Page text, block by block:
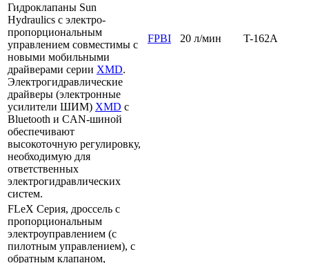
Гидроклапаны Sun
Hydraulics с электро-
пропорциональным
управлением совместимы с
новыми мобильными
драйверами серии XMD.
Электрогидравлические
драйверы (электронные
усилители ШИМ) XMD с
Bluetooth и CAN-шиной
обеспечивают
высокоточную регулировку,
необходимую для
ответственных
электрогидравлических
систем.
FPBI 20 л/мин T-162A
FLeX Серия, дроссель с
пропорциональным
электроуправлением (с
пилотным управлением), с
обратным клапаном,